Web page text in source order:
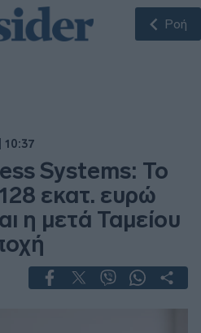
Ροή
10:37
Systems: Το
εκατ. ευρώ
η μετά Ταμείου